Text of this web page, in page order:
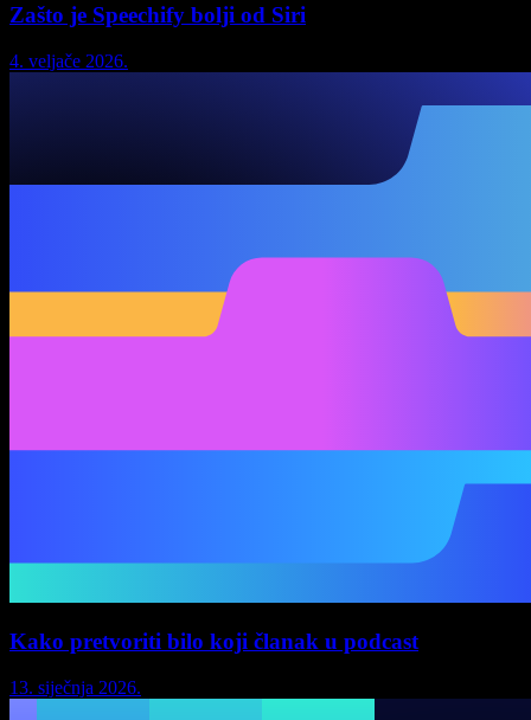
Zašto je Speechify bolji od Siri
4. veljače 2026.
Kako pretvoriti bilo koji članak u podcast
13. siječnja 2026.